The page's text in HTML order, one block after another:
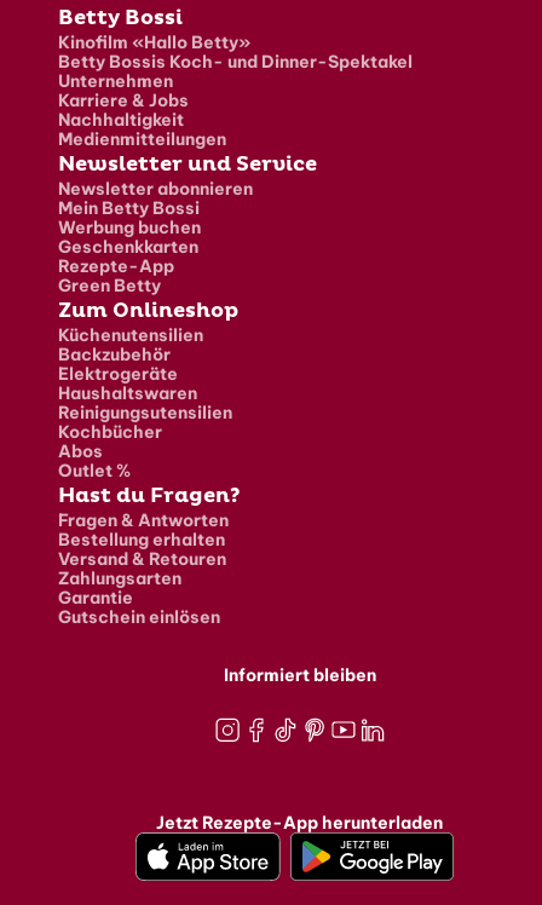
Fusszeile
Betty Bossi
Kinofilm «Hallo Betty»
Betty Bossis Koch- und Dinner-Spektakel
Unternehmen
Karriere & Jobs
Nachhaltigkeit
Medienmitteilungen
Newsletter und Service
Newsletter abonnieren
Mein Betty Bossi
Werbung buchen
Geschenkkarten
Rezepte-App
Green Betty
Zum Onlineshop
Küchenutensilien
Backzubehör
Elektrogeräte
Haushaltswaren
Reinigungsutensilien
Kochbücher
Abos
Outlet %
Hast du Fragen?
Fragen & Antworten
Bestellung erhalten
Versand & Retouren
Zahlungsarten
Garantie
Gutschein einlösen
Informiert bleiben
Jetzt Rezepte-App herunterladen